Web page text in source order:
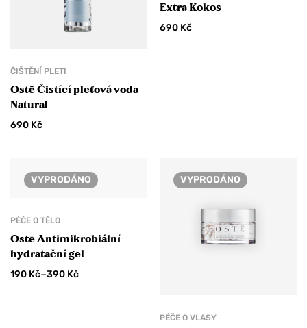
ČIŠTĚNÍ PLETI
Ostē Čistící pleťová voda
Natural
690 Kč
Extra Kokos
690 Kč
VYPRODÁNO
PÉČE O TĚLO
Ostē Antimikrobiální
hydratační gel
190 Kč–390 Kč
VYPRODÁNO
PÉČE O VLASY